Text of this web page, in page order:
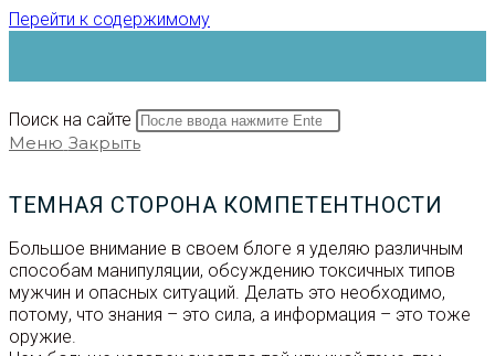
Перейти к содержимому
Поиск на сайте
Меню Закрыть
ТЕМНАЯ СТОРОНА КОМПЕТЕНТНОСТИ
Большое внимание в своем блоге я уделяю различным
способам манипуляции, обсуждению токсичных типов
мужчин и опасных ситуаций. Делать это необходимо,
потому, что знания – это сила, а информация – это тоже
оружие.